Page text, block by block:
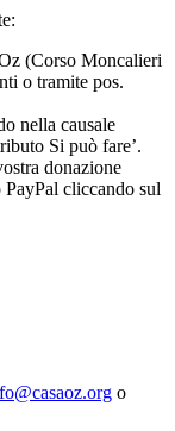
(Corso Moncalieri
o tramite pos.
nella causale
Si può fare’.
donazione
cliccando sul
o